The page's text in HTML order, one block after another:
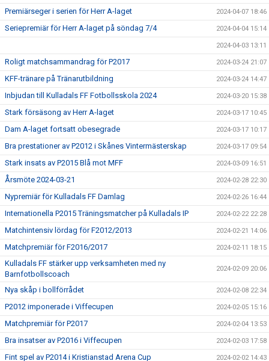
Premiärseger i serien för Herr A-laget 2024-04-07 18:46
Seriepremiär för Herr A-laget på söndag 7/4 2024-04-04 15:14
2024-04-03 13:11
Roligt matchsammandrag för P2017 2024-03-24 21:07
KFF-tränare på Tränarutbildning 2024-03-24 14:47
Inbjudan till Kulladals FF Fotbollsskola 2024 2024-03-20 15:38
Stark försäsong av Herr A-laget 2024-03-17 10:45
Dam A-laget fortsatt obesegrade 2024-03-17 10:17
Bra prestationer av P2012 i Skånes Vintermästerskap 2024-03-17 09:54
Stark insats av P2015 Blå mot MFF 2024-03-09 16:51
Årsmöte 2024-03-21 2024-02-28 22:30
Nypremiär för Kulladals FF Damlag 2024-02-26 16:44
Internationella P2015 Träningsmatcher på Kulladals IP 2024-02-22 22:28
Matchintensiv lördag för F2012/2013 2024-02-21 14:06
Matchpremiär för F2016/2017 2024-02-11 18:15
Kulladals FF stärker upp verksamheten med ny
Barnfotbollscoach
2024-02-09 20:06
Nya skåp i bollförrådet 2024-02-08 22:34
P2012 imponerade i Viffecupen 2024-02-05 15:16
Matchpremiär för P2017 2024-02-04 13:53
Bra insatser av P2016 i Viffecupen 2024-02-03 17:58
Fint spel av P2014 i Kristianstad Arena Cup 2024-02-02 14:43